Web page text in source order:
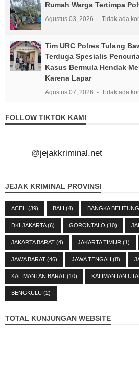
Rumah Warga Tertimpa
Agustus 03, 2026 Tidak ada
Tim URC Polres Tulang
Terduga Spesialis
Kasus Bermula Hendak
Karena Lapar
Agustus 07, 2026 Tidak ada
FOLLOW TIKTOK KAMI
@jejakkriminal.net
JEJAK KRIMINAL PROVINSI
ACEH (39) BALI (4) BANGKA BELITUNG
DKI JAKARTA(6) GORONTALO (10)
JAKARTA BARAT (4) JAKARTA TIMUR (1)
JAWA BARAT (46) JAWA TENGAH (8)
KALIMANTAN BARAT (10) KALIMANTAN
BENGKULU (2)
TOTAL KUNJUNGAN WEBSITE